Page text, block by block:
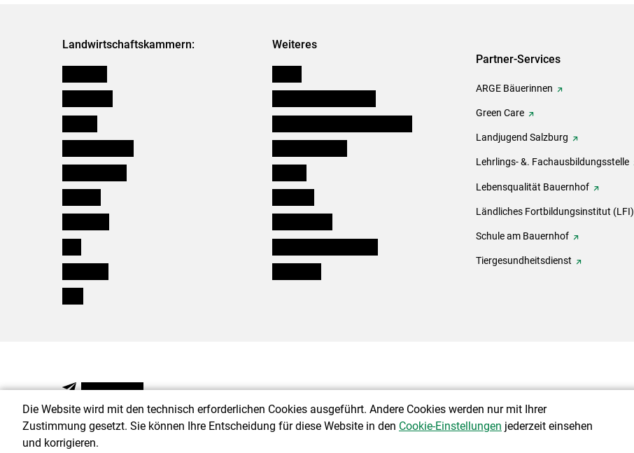
Landwirtschaftskammern: Weiteres
Partner-Services
ARGE Bäuerinnen
Green Care
Landjugend Salzburg
Lehrlings- &. Fachausbildungsstelle
Lebensqualität Bauernhof
Ländliches Fortbildungsinstitut (LFI)
Schule am Bauernhof
Tiergesundheitsdienst
NEWSLETTER
Die Website wird mit den technisch erforderlichen Cookies ausgeführt. Andere Cookies werden nur mit Ihrer
Zustimmung gesetzt. Sie können Ihre Entscheidung für diese Website in den Cookie-Einstellungen jederzeit einsehen
und korrigieren.